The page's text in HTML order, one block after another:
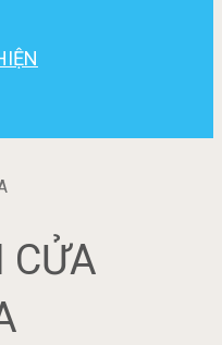
CỬA